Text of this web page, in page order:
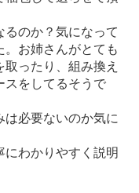
のか？気になって
お姉さんがとても
ったり、組み換え
スをしてるそうで
必要ないのか気に
にわかりやすく説明